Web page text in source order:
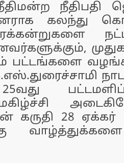
நீதிபதி
கலந்து
பட்டங்களை
28 ஏக்கர்